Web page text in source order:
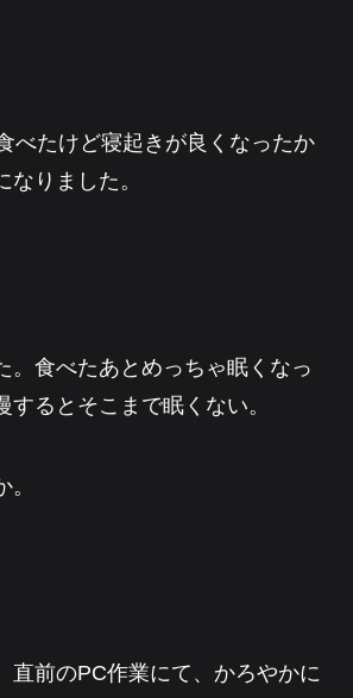
べたけど寝起きが良くなったか
なりました。
。食べたあとめっちゃ眠くなっ
するとそこまで眠くない。
直前のPC作業にて、かろやかに